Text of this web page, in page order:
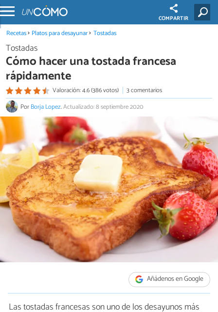
COMPARTIR
Recetas Platos para desayunar Tostadas
Tostadas
Cómo hacer una tostada francesa
rápidamente
Valoración: 4.6 (386 votos)
3 comentarios
PorBorja Lopez.Actualizado: 8 septiembre 2020
Añádenos en Google
Las tostadas francesas son uno de los desayunos más